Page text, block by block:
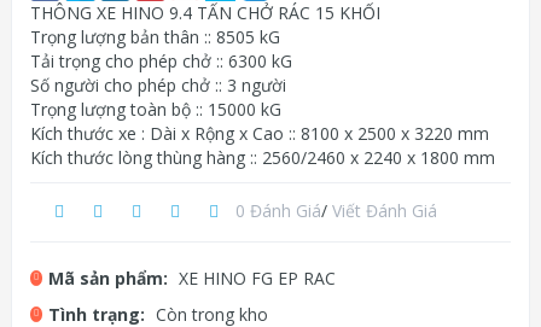
THÔNG XE HINO 9.4 TẤN CHỞ RÁC 15 KHỐI
Trọng lượng bản thân :: 8505 kG
Tải trọng cho phép chở :: 6300 kG
Số người cho phép chở :: 3 người
Trọng lượng toàn bộ :: 15000 kG
Kích thước xe : Dài x Rộng x Cao :: 8100 x 2500 x 3220 mm
Kích thước lòng thùng hàng :: 2560/2460 x 2240 x 1800 mm
0 Đánh Giá/ Viết Đánh Giá
Mã sản phẩm: XE HINO FG EP RAC
Tình trạng: Còn trong kho